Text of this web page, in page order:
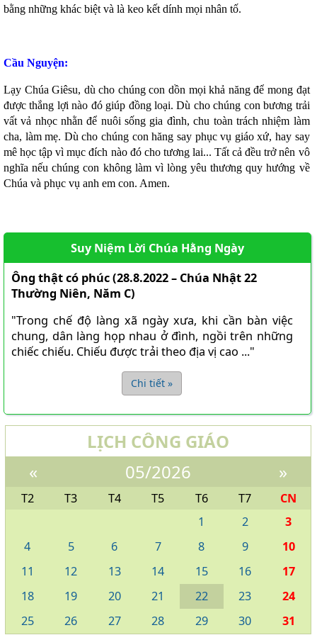
bằng những khác biệt và là keo kết dính mọi nhân tố.
Cầu Nguyện:
Lạy Chúa Giêsu, dù cho chúng con dồn mọi khả năng để mong đạt
được thắng lợi nào đó giúp đồng loại. Dù cho chúng con bương trải
vất vả nhọc nhằn để nuôi sống gia đình, chu toàn trách nhiệm làm
cha, làm mẹ. Dù cho chúng con hăng say phục vụ giáo xứ, hay say
mê học tập vì mục đích nào đó cho tương lai... Tất cả đều trở nên vô
nghĩa nếu chúng con không làm vì lòng yêu thương quy hướng về
Chúa và phục vụ anh em con. Amen.
Suy Niệm Lời Chúa Hằng Ngày
Ông thật có phúc (28.8.2022 – Chúa Nhật 22
Thường Niên, Năm C)
"Trong chế độ làng xã ngày xưa, khi cần bàn việc
chung, dân làng họp nhau ở đình, ngồi trên những
chiếc chiếu. Chiếu được trải theo địa vị cao ..."
Chi tiết »
LỊCH CÔNG GIÁO
«
05/2026 »
T2 T3 T4 T5 T6 T7
CN
1
2
3
4
5 6 7 8 9
10
11
12 13 14 15 16
17
18
19 20 21 22 23
24
25
26 27 28 29 30 31